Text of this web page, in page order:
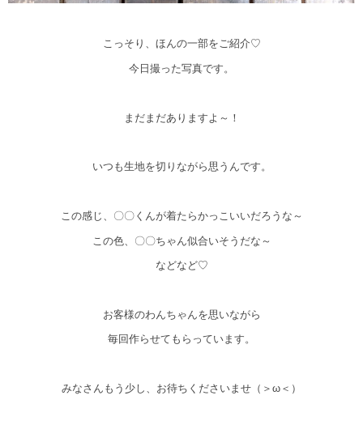
こっそり、ほんの一部をご紹介♡
今日撮った写真です。
まだまだありますよ～！
いつも生地を切りながら思うんです。
この感じ、〇〇くんが着たらかっこいいだろうな～
この色、〇〇ちゃん似合いそうだな～
などなど♡
お客様のわんちゃんを思いながら
毎回作らせてもらっています。
みなさんもう少し、お待ちくださいませ（＞ω＜）